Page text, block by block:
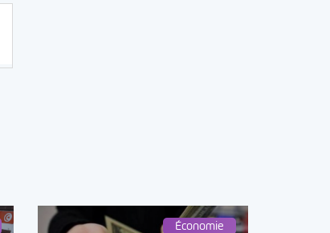
Économie